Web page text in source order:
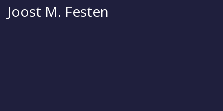
Joost M. Festen